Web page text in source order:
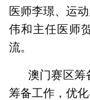
医师李璟、运
伟和主任医师
流。
澳门赛区筹
筹备工作，优